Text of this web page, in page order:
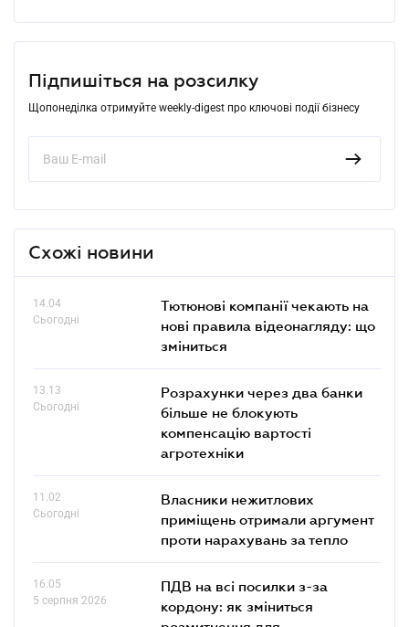
Підпишіться на розсилку
Щопонеділка отримуйте weekly-digest про ключові події бізнесу
Схожі новини
14.04
Сьогодні
Тютюнові компанії чекають на
нові правила відеонагляду: що
зміниться
13.13
Сьогодні
Розрахунки через два банки
більше не блокують
компенсацію вартості
агротехніки
11.02
Сьогодні
Власники нежитлових
приміщень отримали аргумент
проти нарахувань за тепло
16.05
5 серпня 2026
ПДВ на всі посилки з-за
кордону: як зміниться